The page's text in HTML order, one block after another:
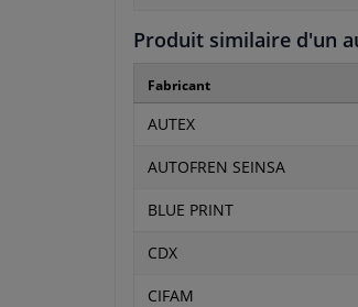
Produit similaire d'un
Fabricant
AUTEX
AUTOFREN SEINSA
BLUE PRINT
CDX
CIFAM